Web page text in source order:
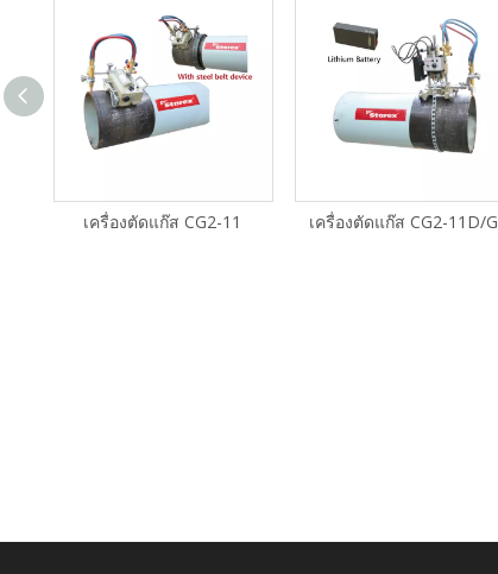
เครื่องตัดแก๊ส CG2-11 เครื่องตัดแก๊ส CG2-11D/G